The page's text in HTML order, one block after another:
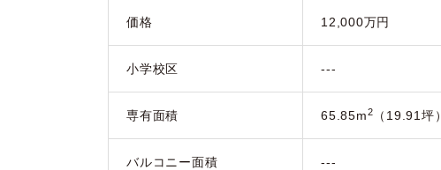
価格 12,000万円
小学校区 ---
専有面積 65.85m2 （19.91坪）
バルコニー面積 ---